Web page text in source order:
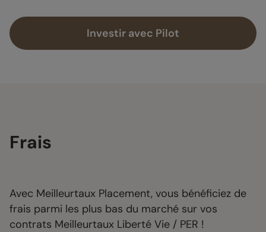
Investir avec Pilot
Frais
Avec Meilleurtaux Placement, vous bénéficiez de
frais parmi les plus bas du marché sur vos
contrats Meilleurtaux Liberté Vie / PER !​